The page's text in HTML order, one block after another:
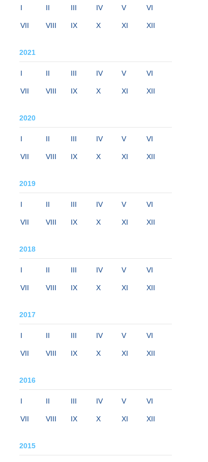
I II III IV V VI
VII VIII IX X XI XII
2021
I II III IV V VI
VII VIII IX X XI XII
2020
I II III IV V VI
VII VIII IX X XI XII
2019
I II III IV V VI
VII VIII IX X XI XII
2018
I II III IV V VI
VII VIII IX X XI XII
2017
I II III IV V VI
VII VIII IX X XI XII
2016
I II III IV V VI
VII VIII IX X XI XII
2015